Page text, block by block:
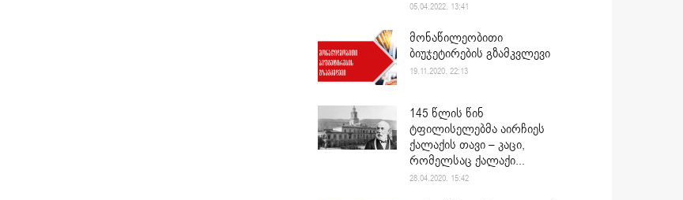
05.04.2022. 13:41
მონაწილეობითი
ბიუჯეტირების გზამკვლევი
19.11.2020. 22:13
145 წლის წინ
ტფილისელებმა აირჩიეს
ქალაქის თავი – კაცი,
რომელსაც ქალაქი...
28.04.2020. 15:42